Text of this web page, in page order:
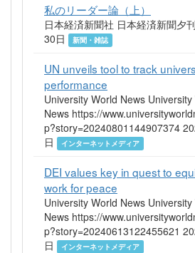
私のリーダー論（上）
日本経済新聞社 日本経済新聞夕
30日
新聞・雑誌
UN unveils tool to track
performance
University World News University
News https://
p?story=20240801144907374
日
インターネットメディア
DEI values key in quest to
work for peace
University World News University
News https://
p?story=20240613122455621
日
インターネットメディア